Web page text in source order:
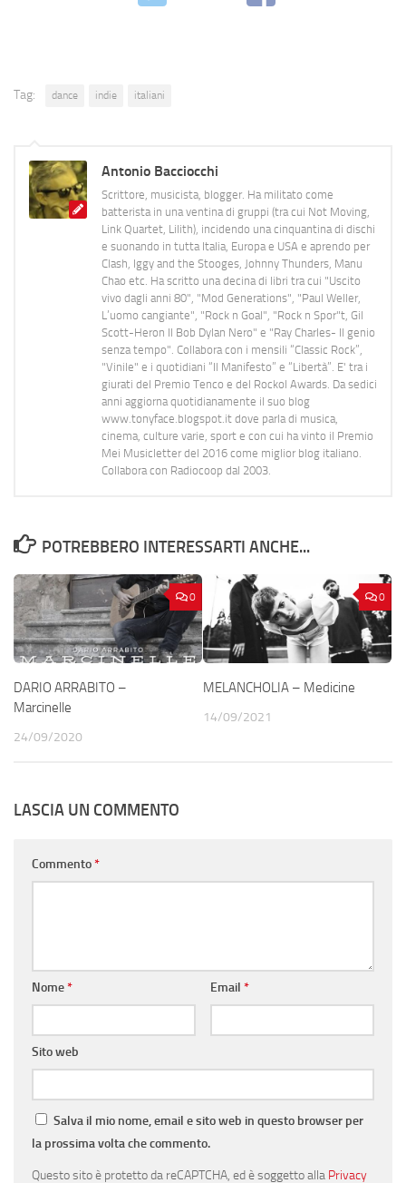
Tag: dance indie italiani
Antonio Bacciocchi
Scrittore, musicista, blogger. Ha militato come
batterista in una ventina di gruppi (tra cui Not Moving,
Link Quartet, Lilith), incidendo una cinquantina di dischi
e suonando in tutta Italia, Europa e USA e aprendo per
Clash, Iggy and the Stooges, Johnny Thunders, Manu
Chao etc. Ha scritto una decina di libri tra cui "Uscito
vivo dagli anni 80", "Mod Generations", "Paul Weller,
L’uomo cangiante", "Rock n Goal", "Rock n Spor"t, Gil
Scott-Heron Il Bob Dylan Nero" e "Ray Charles- Il genio
senza tempo". Collabora con i mensili “Classic Rock”,
"Vinile" e i quotidiani “Il Manifesto” e “Libertà”. E' tra i
giurati del Premio Tenco e del Rockol Awards. Da sedici
anni aggiorna quotidianamente il suo blog
www.tonyface.blogspot.it dove parla di musica,
cinema, culture varie, sport e con cui ha vinto il Premio
Mei Musicletter del 2016 come miglior blog italiano.
Collabora con Radiocoop dal 2003.
POTREBBERO INTERESSARTI ANCHE...
0
DARIO ARRABITO –
Marcinelle
24/09/2020
0
MELANCHOLIA – Medicine
14/09/2021
LASCIA UN COMMENTO
Commento*
Nome* Email *
Sito web
Salva il mio nome, email e sito web in questo browser per
la prossima volta che commento.
Questo sito è protetto da reCAPTCHA, ed è soggetto alla Privacy